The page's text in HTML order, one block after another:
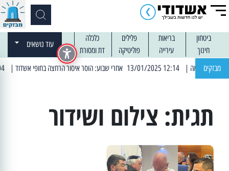
ביטחון בריאות פלילים
כלכלה
חינוך
עירייה פוליטיקה דת ומסורת
עוד נושאים
מבזקים | 12:14 13/01/2025 אחרי שבוע: הוסר איסור הרחצה בחופי אשדוד | 13:04 14/01/2025 עובדים בלילות: עבודות קרצוף וריבוד אספלט
תגית: צילום ושידור